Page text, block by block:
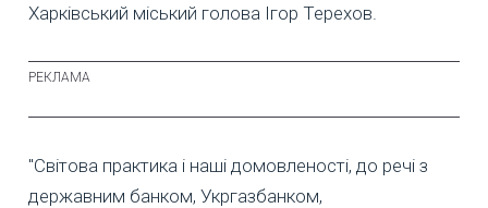
Харківський міський голова Ігор Терехов.
"Світова практика і наші домовленості, до речі з
державним банком, Укргазбанком,